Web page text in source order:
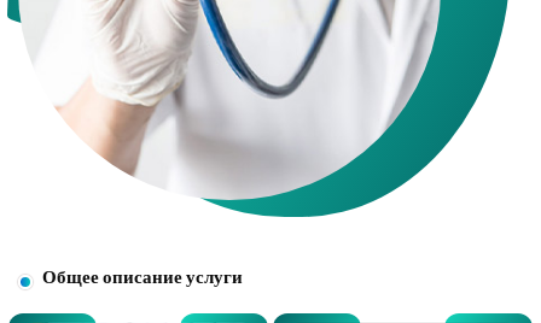
Общее описание услуги